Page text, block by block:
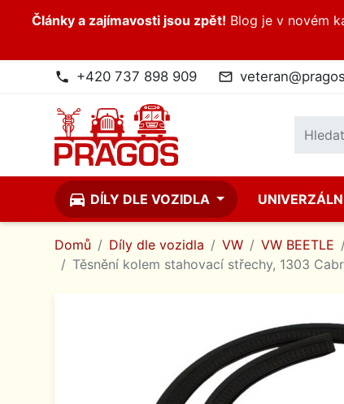
Články a zajímavosti jsou zpět! Blog je v novém
phone +420 737 898 909 mail_outline
directions_car DÍLY DLE VOZIDLA
Domů Díly dle vozidla VW VW BEETLE
Těsnění kolem stahovací střechy, 1303